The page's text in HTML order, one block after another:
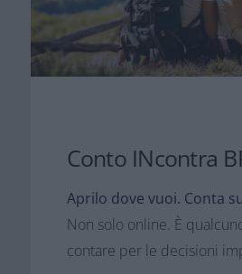
Conto INcontra
Aprilo dove vuoi. Conta
Non solo online. È
contare per le decisioni